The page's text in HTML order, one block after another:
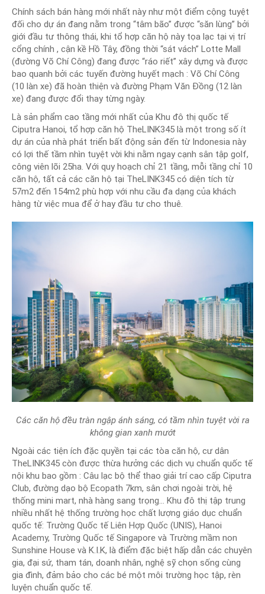
Chính sách bán hàng mới nhất này như một điểm cộng tuyệt
đối cho dự án đang nằm trong “tâm bão” được “săn lùng” bởi
giới đầu tư thông thái, khi tổ hợp căn hộ này tọa lạc tại vị trí
cổng chính , cận kề Hồ Tây, đồng thời “sát vách” Lotte Mall
(đường Võ Chí Công) đang được “ráo riết” xây dựng và được
bao quanh bởi các tuyến đường huyết mạch : Võ Chí Công
(10 làn xe) đã hoàn thiện và đường Phạm Văn Đồng (12 làn
xe) đang được đổi thay từng ngày.
Là sản phẩm cao tầng mới nhất của Khu đô thị quốc tế
Ciputra Hanoi, tổ hợp căn hộ TheLINK345 là một trong số ít
dự án của nhà phát triển bất động sản đến từ Indonesia này
có lợi thế tầm nhìn tuyệt vời khi nằm ngay cạnh sân tập golf,
công viên lõi 25ha. Với quy hoạch chỉ 21 tầng, mỗi tầng chỉ 10
căn hộ, tất cả các căn hộ tại TheLINK345 có diện tích từ
57m2 đến 154m2 phù hợp với nhu cầu đa dạng của khách
hàng từ việc mua để ở hay đầu tư cho thuê.
Các căn hộ đều tràn ngập ánh sáng, có tầm nhìn tuyệt vời ra
không gian xanh mướt
Ngoài các tiện ích đặc quyền tại các tòa căn hộ, cư dân
TheLINK345 còn được thừa hưởng các dịch vụ chuẩn quốc tế
nội khu bao gồm : Câu lạc bộ thể thao giải trí cao cấp Ciputra
Club, đường dạo bộ Ecopath 7km, sân chơi ngoài trời, hệ
thống mini mart, nhà hàng sang trọng… Khu đô thị tập trung
nhiều nhất hệ thống trường học chất lượng giáo dục chuẩn
quốc tế: Trường Quốc tế Liên Hợp Quốc (UNIS), Hanoi
Academy, Trường Quốc tế Singapore và Trường mầm non
Sunshine House và K.I.K, là điểm đặc biệt hấp dẫn các chuyên
gia, đại sứ, tham tán, doanh nhân, nghệ sỹ chọn sống cùng
gia đình, đảm bảo cho các bé một môi trường học tập, rèn
luyện chuẩn quốc tế.